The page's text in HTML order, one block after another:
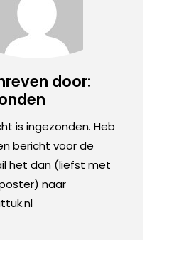
door:
is ingezonden. Heb
bericht voor de
het dan (liefst met
naar